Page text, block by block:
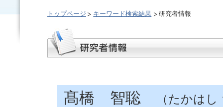
トップページ キーワード検索結果 研究者情報
髙橋 智聡 （たかは